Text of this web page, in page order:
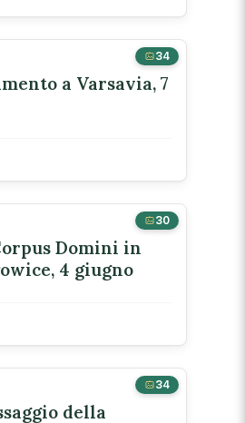
34
a Varsavia, 7
30
Domini in
4 giugno
34
della